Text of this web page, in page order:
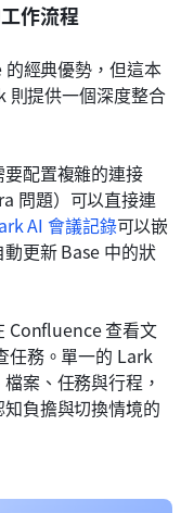
作流程
經典優勢，但這本
則提供一個深度整合
配置複雜的連接
問題）可以直接連
AI 會議記錄可以嵌
更新 Base 中的狀
Confluence 查看文
任務。單一的 Lark
案、任務與行程，
負擔與切換情境的